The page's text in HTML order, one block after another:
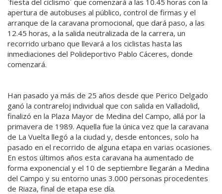
apertura de autobuses al público, control de firmas y el
arranque de la caravana promocional, que dará paso, a las
12.45 horas, a la salida neutralizada de la carrera, un
recorrido urbano que llevará a los ciclistas hasta las
inmediaciones del Polideportivo Pablo Cáceres, donde
comenzará.
Han pasado ya más de 25 años desde que Perico Delgado
ganó la contrareloj individual que con salida en Valladolid,
finalizó en la Plaza Mayor de Medina del Campo, allá por la
primavera de 1989. Aquella fue la única vez que la caravana
de La Vuelta llegó a la ciudad y, desde entonces, solo ha
pasado en el recorrido de alguna etapa en varias ocasiones.
En estos últimos años esta caravana ha aumentado de
forma exponencial y el 10 de septiembre llegarán a Medina
del Campo y su entorno unas 3.000 personas procedentes
de Riaza, final de etapa ese día.